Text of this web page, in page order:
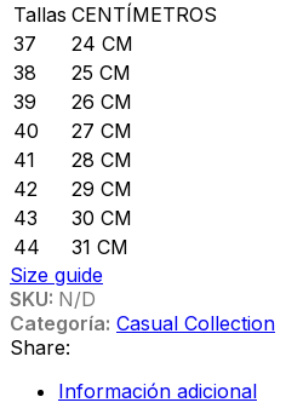
Tallas CENTÍMETROS
37
24 CM
38
25 CM
39
26 CM
40
27 CM
41
28 CM
42
29 CM
43
30 CM
44
31 CM
Size guide
SKU: N/D
Categoría: Casual Collection
Share:
Información adicional